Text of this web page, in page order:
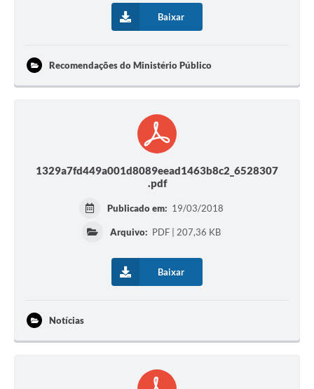
Baixar
Recomendações do Ministério Público
1329a7fd449a001d8089eead1463b8c2_6528307
.pdf
Publicado em: 19/03/2018
Arquivo: PDF | 207,36 KB
Baixar
Notícias